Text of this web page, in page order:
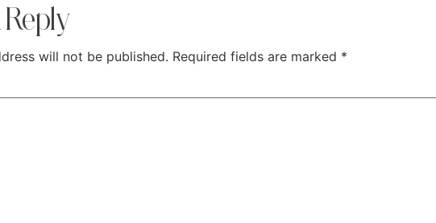
Reply
will not be published. Required fields are marked *